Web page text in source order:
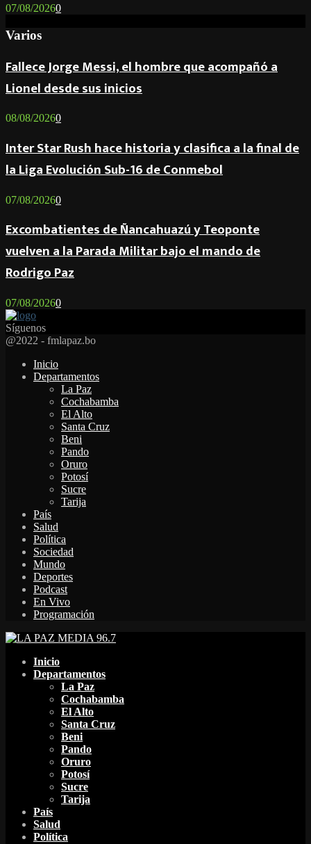
07/08/20260
Varios
Fallece Jorge Messi, el hombre que acompañó a
Lionel desde sus inicios
08/08/20260
Inter Star Rush hace historia y clasifica a la final de
la Liga Evolución Sub-16 de Conmebol
07/08/20260
Excombatientes de Ñancahuazú y Teoponte
vuelven a la Parada Militar bajo el mando de
Rodrigo Paz
07/08/20260
Síguenos
Facebook
Twitter
Instagram
Youtube
Email
Twitch
Whatsapp
@2022 - fmlapaz.bo
Inicio
Departamentos
La Paz
Cochabamba
El Alto
Santa Cruz
Beni
Pando
Oruro
Potosí
Sucre
Tarija
País
Salud
Política
Sociedad
Mundo
Deportes
Podcast
En Vivo
Programación
Inicio
Departamentos
La Paz
Cochabamba
El Alto
Santa Cruz
Beni
Pando
Oruro
Potosí
Sucre
Tarija
País
Salud
Política